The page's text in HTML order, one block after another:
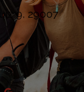
9, 29007